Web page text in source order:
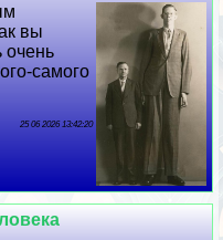
вы
очень
самого
25 06 2026 13:42:20